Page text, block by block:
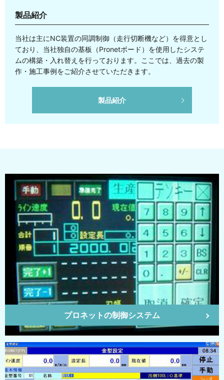
製品紹介
当社は主にNC装置の同調制御（走行切断機など）を得意とし
ており、当社独自の基板（Pronetボード）を使用したシステ
ムの構築・入れ替えを行っております。ここでは、過去の製
作・施工事例をご紹介させていただきます。
製品紹介
プロネットの制御システム